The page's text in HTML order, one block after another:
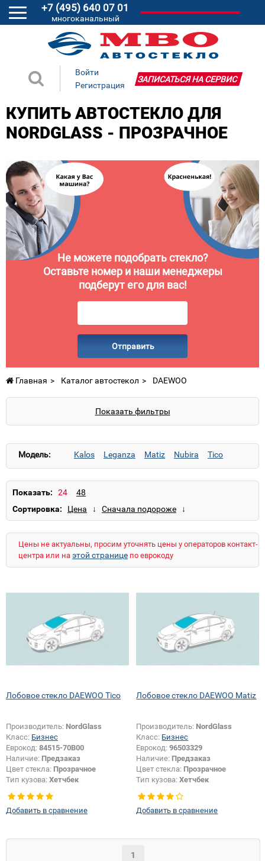
+7 (495) 640 07 01
многоканальный
Войти
Регистрация
ЗАПИСАТЬСЯ НА СЕРВИС
КУПИТЬ АВТОСТЕКЛО ДЛЯ
NORDGLASS - ПРОЗРАЧНОЕ
Не можете подобрать стекло?
Оставьте номер и наши менеджеры
подберут его для вас!
Отправить
Главная Каталог автостекол DAEWOO
Показать фильтры
Модель: Kalos Leganza Matiz Nubira Tico
Показать:
Сортировка:
Цены не актуальны, просим уточнять цены у операторов контакт-
центра или на этой странице по еврокоду
Лобовое стекло DAEWOO Tico
Производитель: NordGlass
Класс: Бизнес
Еврокод: 84515-70B00
Наличие: Предзаказ
Цвет стекла: Прозрачное
Тип кузова: Хетчбек
Добавить в сравнение
Лобовое стекло DAEWOO Matiz
Производитель: NordGlass
Класс: Бизнес
Еврокод:96503329
Наличие: Предзаказ
Цвет стекла: Прозрачное
Тип кузова:Хетчбек
Добавить в сравнение
1